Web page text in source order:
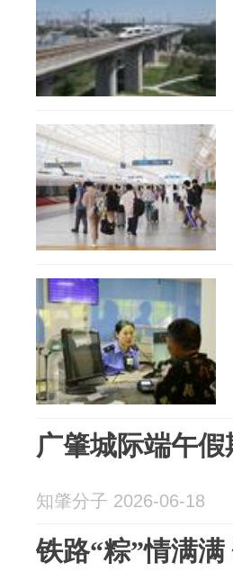
广肇城际端午
知肇分子 2026-06-18
铁路“粽”情满